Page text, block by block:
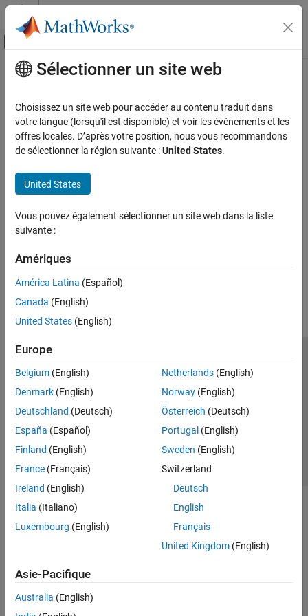
Passer au contenu
Activer/désactiver l'affichage du menu
Accueil de la documentation
Contenu principal
How useful was this information?
Sélectionner un site web
Choisissez un site web pour accéder au contenu traduit dans
votre langue (lorsqu'il est disponible) et voir les événements et les
offres locales. D’après votre position, nous vous recommandons
de sélectionner la région suivante :United States.
United States
Vous pouvez également sélectionner un site web dans la liste
suivante :
Amériques
América Latina (Español)
Canada (English)
United States (English)
Europe
Belgium (English)
Denmark (English)
Deutschland (Deutsch)
España (Español)
Finland (English)
France (Français)
Ireland (English)
Italia (Italiano)
Luxembourg (English)
Netherlands(English)
Norway(English)
Österreich (Deutsch)
Portugal (English)
Sweden (English)
Switzerland
Deutsch
English
Français
United Kingdom(English)
Asie-Pacifique
Australia (English)
Lutte anti-piratage
Contacts locaux
© 1994-2026 The MathWorks, Inc.